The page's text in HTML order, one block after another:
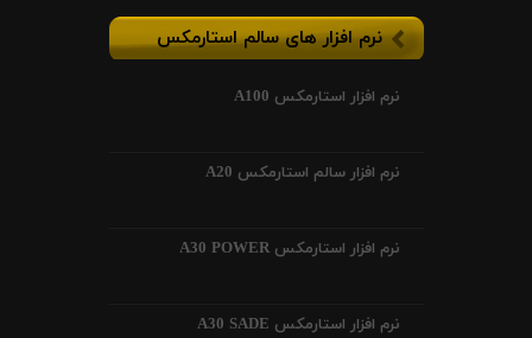
نرم افزار های سالم استارمکس
نرم افزار استارمکس A100
نرم افزار سالم استارمکس A20
نرم افزار استارمکس A30 POWER
نرم افزار استارمکس A30 SADE